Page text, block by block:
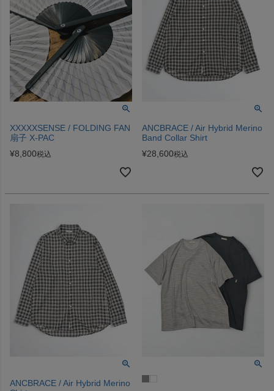
XXXXXSENSE / FOLDING FAN
扇子 X-PAC
¥8,800税込
ANCBRACE / Air Hybrid Merino
Band Collar Shirt
¥28,600税込
ANCBRACE / Air Hybrid Merino